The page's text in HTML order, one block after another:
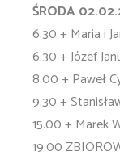
ŚRODA
6.30 + Maria i
6.30 + Józef
8.00 + Paweł
9.30 +
15.00 + Marek
19.00